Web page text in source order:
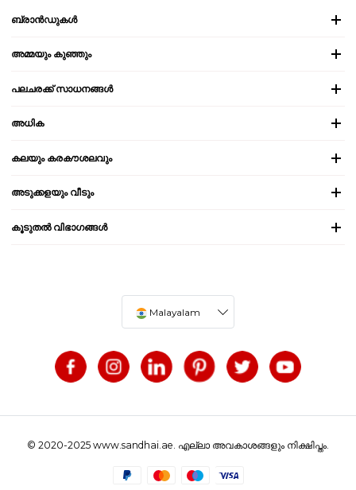
ബ്രാൻഡുകൾ
അമ്മയും കുഞ്ഞും
പലചരക്ക് സാധനങ്ങൾ
അധിക
കലയും കരകൗശലവും
അടുക്കളയും വീടും
കൂടുതൽ വിഭാഗങ്ങൾ
Malayalam
© 2020-2025 www.sandhai.ae. എല്ലാ അവകാശങ്ങളും നിക്ഷിപ്തം.